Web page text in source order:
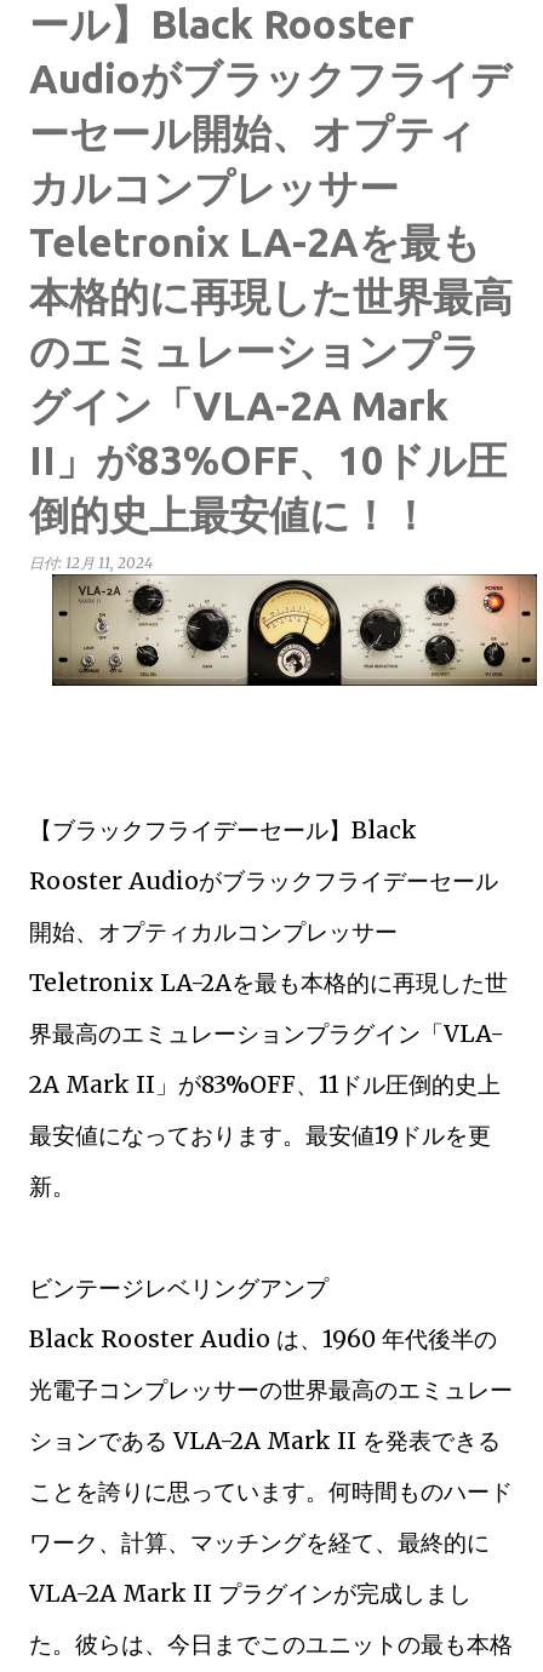
ール】Black Rooster
Audioがブラックフライデ
ーセール開始、オプティ
カルコンプレッサー
Teletronix LA-2Aを最も
本格的に再現した世界最高
のエミュレーションプラ
グイン「VLA-2A Mark
II」が83%OFF、10ドル圧
倒的史上最安値に！！
日付: 12月 11, 2024
【ブラックフライデーセール】Black
Rooster Audioがブラックフライデーセール
開始、オプティカルコンプレッサー
Teletronix LA-2Aを最も本格的に再現した世
界最高のエミュレーションプラグイン「VLA-
2A Mark II」が83%OFF、11ドル圧倒的史上
最安値になっております。最安値19ドルを更
新。
ビンテージレベリングアンプ
Black Rooster Audio は、1960 年代後半の
光電子コンプレッサーの世界最高のエミュレー
ションである VLA-2A Mark II を発表できる
ことを誇りに思っています。何時間ものハード
ワーク、計算、マッチングを経て、最終的に
VLA-2A Mark II プラグインが完成しまし
た。彼らは、今日までこのユニットの最も本格